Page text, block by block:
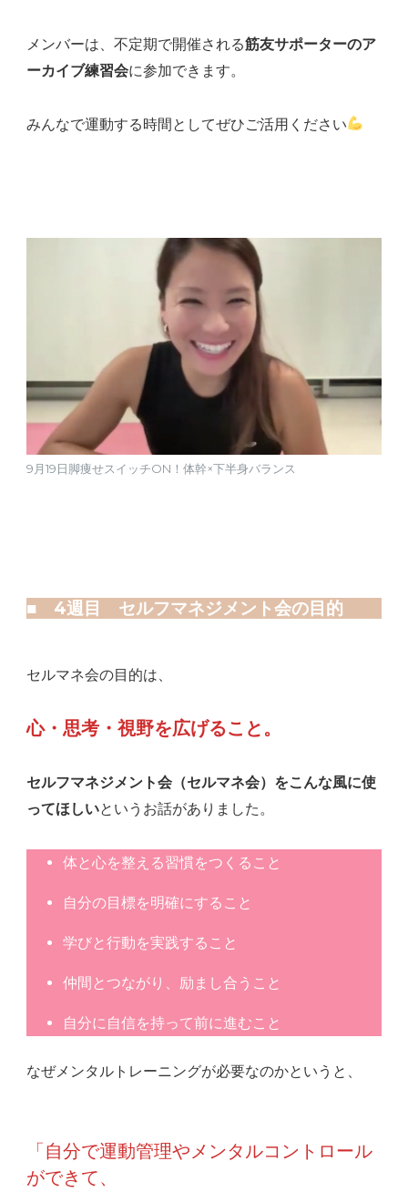
メンバーは、不定期で開催される筋友サポーターのア
ーカイブ練習会に参加できます。
みんなで運動する時間としてぜひご活用ください
9月19日脚痩せスイッチON！体幹×下半身バランス
■ 4週目 セルフマネジメント会の目的
セルマネ会の目的は、
心・思考・視野を広げること。
セルフマネジメント会（セルマネ会）をこんな風に使
ってほしいというお話がありました。
体と心を整える習慣をつくること
自分の目標を明確にすること
学びと行動を実践すること
仲間とつながり、励まし合うこと
自分に自信を持って前に進むこと
なぜメンタルトレーニングが必要なのかというと、
「自分で運動管理やメンタルコントロール
ができて、